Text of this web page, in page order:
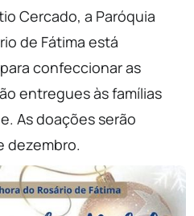
Cercado, a Paróquia
de Fátima está
confeccionar as
entregues às famílias
As doações serão
dezembro.